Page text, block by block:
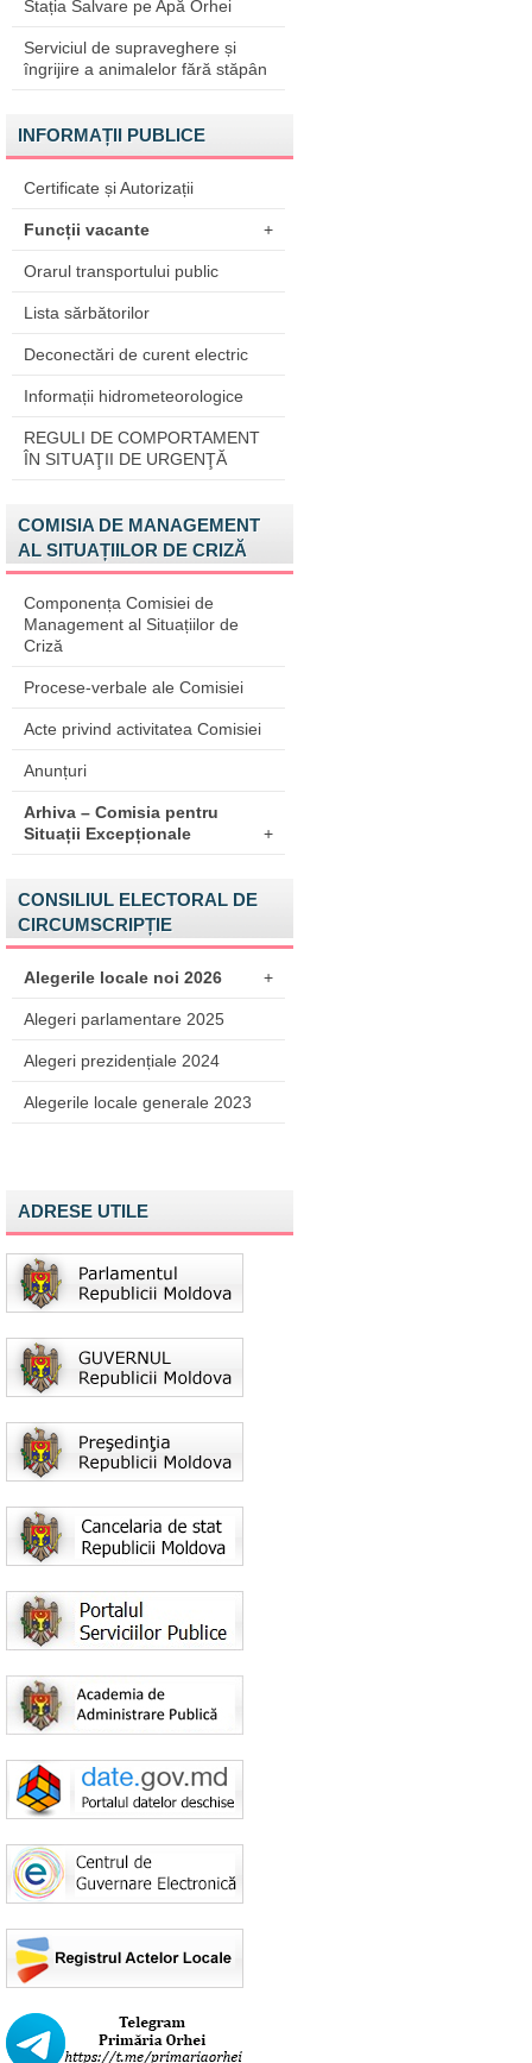
Stația Salvare pe Apă Orhei
Serviciul de supraveghere și
îngrijire a animalelor fără stăpân
INFORMAȚII PUBLICE
Certificate și Autorizații
Funcții vacante +
Orarul transportului public
Lista sărbătorilor
Deconectări de curent electric
Informații hidrometeorologice
REGULI DE COMPORTAMENT
ÎN SITUAŢII DE URGENŢĂ
COMISIA DE MANAGEMENT
AL SITUAȚIILOR DE CRIZĂ
Componența Comisiei de
Management al Situațiilor de
Criză
Procese-verbale ale Comisiei
Acte privind activitatea Comisiei
Anunțuri
Arhiva – Comisia pentru
Situații Excepționale
+
CONSILIUL ELECTORAL DE
CIRCUMSCRIPȚIE
Alegerile locale noi 2026 +
Alegeri parlamentare 2025
Alegeri prezidențiale 2024
Alegerile locale generale 2023
ADRESE UTILE